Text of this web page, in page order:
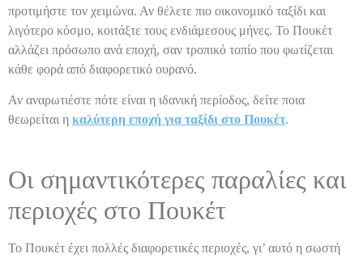
προτιμήστε τον χειμώνα. Αν θέλετε πιο οικονομικό ταξίδι και
λιγότερο κόσμο, κοιτάξτε τους ενδιάμεσους μήνες. Το Πουκέτ
αλλάζει πρόσωπο ανά εποχή, σαν τροπικό τοπίο που φωτίζεται
κάθε φορά από διαφορετικό ουρανό.
Αν αναρωτιέστε πότε είναι η ιδανική περίοδος, δείτε ποια
θεωρείται η καλύτερη εποχή για ταξίδι στο Πουκέτ.
Οι σημαντικότερες παραλίες και
περιοχές στο Πουκέτ
Το Πουκέτ έχει πολλές διαφορετικές περιοχές, γι’ αυτό η σωστή